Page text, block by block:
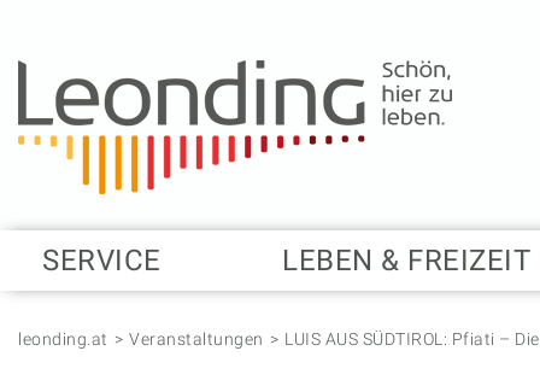
SERVICE LEBEN & FREIZEIT
leonding.at Veranstaltungen LUIS AUS SÜDTIROL: Pfiati –